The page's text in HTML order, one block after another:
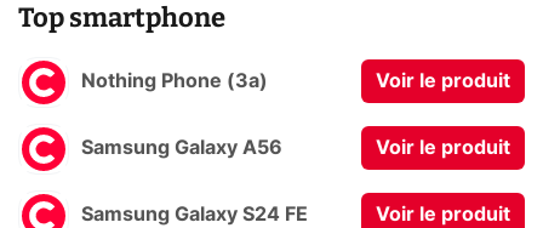
Top smartphone
Nothing Phone (3a) Voir le produit
Samsung Galaxy A56 Voir le produit
Samsung Galaxy S24 FE Voir le produit